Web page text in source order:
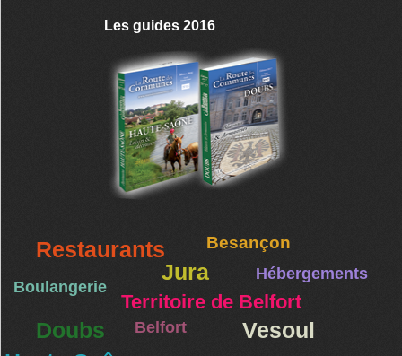
Les guides 2016
Restaurants Besançon
Jura Hébergements
Boulangerie
Territoire de Belfort
Doubs Belfort
Vesoul